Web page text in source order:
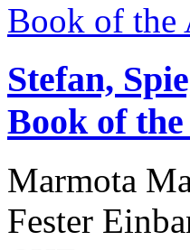
Stefan,
Book of
Marmota
Fester